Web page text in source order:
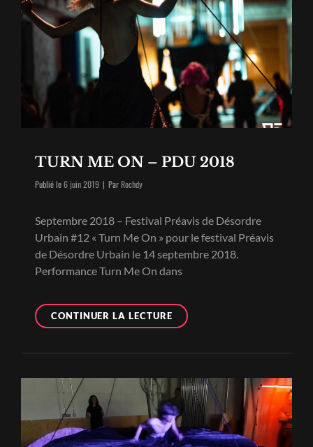
TURN ME ON – PDU 2018
Publié le6 juin 2019 | ParByline
Rochdy
Septembre 2018 – Festival Préavis de Désordre
Urbain #12 « Turn Me On » pour le festival Préavis
de Désordre Urbain le 14 septembre 2018.
Performance Turn Me On dans
CONTINUER LA LECTURETURN
ME
2018